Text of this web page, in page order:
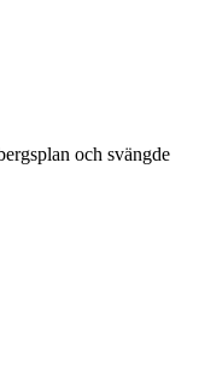
och svängde